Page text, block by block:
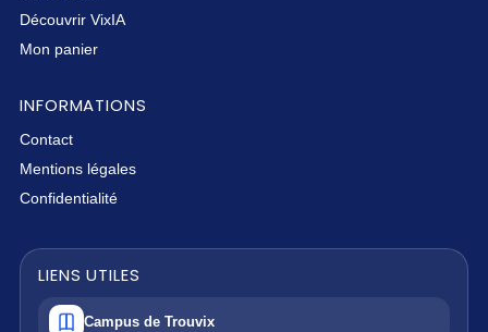
Découvrir VixIA
Mon panier
INFORMATIONS
Contact
Mentions légales
Confidentialité
LIENS UTILES
Campus de Trouvix